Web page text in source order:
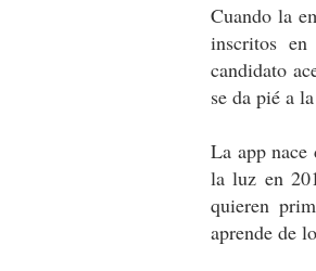
Cuando la
inscritos
candidato
se da pié a
La app nace
la luz en
quieren
aprende de